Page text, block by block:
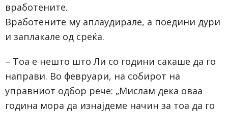
вработените.
Вработените му аплаудирале, а поедини дури
и заплакале од среќа.
– Тоа е нешто што Ли со години сакаше да го
направи. Во февруари, на собирот на
управниот одбор рече: „Мислам дека оваа
година мора да изнајдеме начин за тоа да го